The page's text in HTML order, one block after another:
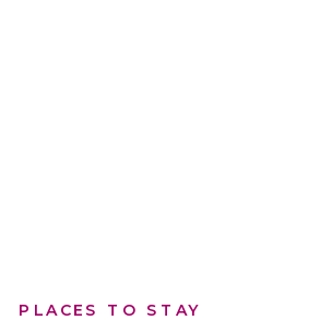
PLACES TO STAY